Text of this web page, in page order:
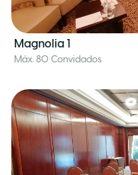
Magnolia 1
Máx. 80 Convidados